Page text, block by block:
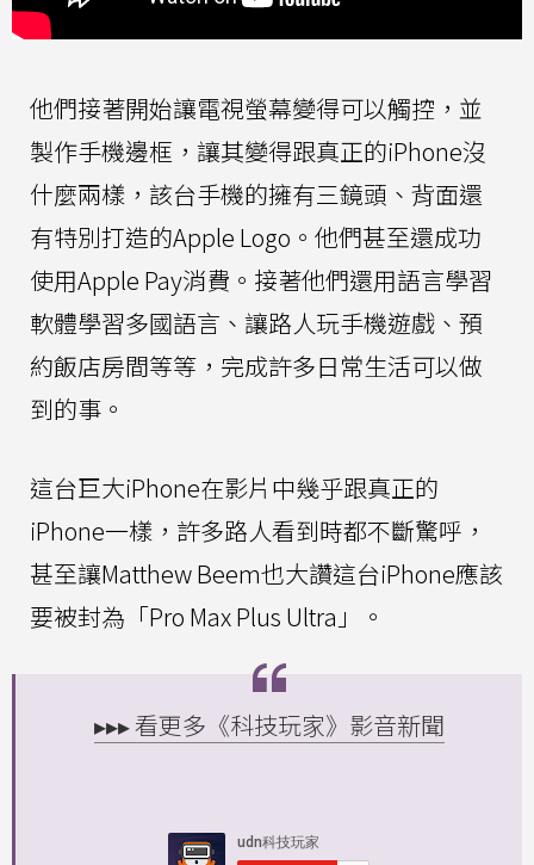
他們接著開始讓電視螢幕變得可以觸控，並
製作手機邊框，讓其變得跟真正的iPhone沒
什麼兩樣，該台手機的擁有三鏡頭、背面還
有特別打造的Apple Logo。他們甚至還成功
使用Apple Pay消費。接著他們還用語言學習
軟體學習多國語言、讓路人玩手機遊戲、預
約飯店房間等等，完成許多日常生活可以做
到的事。
這台巨大iPhone在影片中幾乎跟真正的
iPhone一樣，許多路人看到時都不斷驚呼，
甚至讓Matthew Beem也大讚這台iPhone應該
要被封為「Pro Max Plus Ultra」。
▸▸▸ 看更多《科技玩家》影音新聞